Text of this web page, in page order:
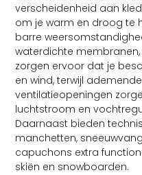
verscheidenheid aan
om je warm en droog te
barre
waterdichte
zorgen ervoor dat je
en wind, terwijl
ventilatieopeningen
luchtstroom en
Daarnaast bieden
manchetten,
capuchons extra
skiën en snowboarden.